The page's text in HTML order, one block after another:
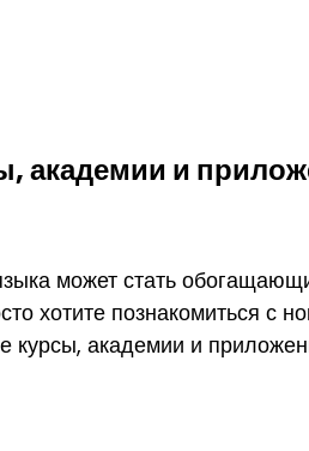
академии и
может стать
хотите познакомиться с
академии и